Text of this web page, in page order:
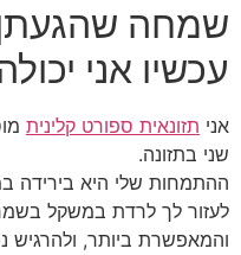
שמחה
עכשיו אני
אני תזונאית ספורט קלינית
שני בתזונה.
ההתמחות שלי היא בירידה
לעזור לך לרדת במשקל
והמאפשרת ביותר, ולהרגיש